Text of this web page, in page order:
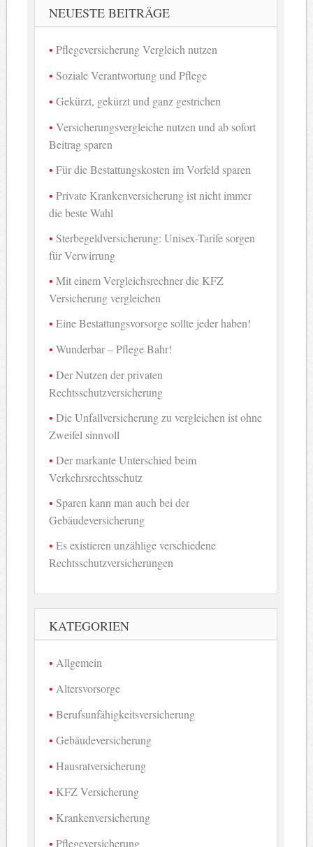
NEUESTE BEITRÄGE
Pflegeversicherung Vergleich nutzen
Soziale Verantwortung und Pflege
Gekürzt, gekürzt und ganz gestrichen
Versicherungsvergleiche nutzen und ab sofort
Beitrag sparen
Für die Bestattungskosten im Vorfeld sparen
Private Krankenversicherung ist nicht immer
die beste Wahl
Sterbegeldversicherung: Unisex-Tarife sorgen
für Verwirrung
Mit einem Vergleichsrechner die KFZ
Versicherung vergleichen
Eine Bestattungsvorsorge sollte jeder haben!
Wunderbar – Pflege Bahr!
Der Nutzen der privaten
Rechtsschutzversicherung
Die Unfallversicherung zu vergleichen ist ohne
Zweifel sinnvoll
Der markante Unterschied beim
Verkehrsrechtsschutz
Sparen kann man auch bei der
Gebäudeversicherung
Es existieren unzählige verschiedene
Rechtsschutzversicherungen
KATEGORIEN
Allgemein
Altersvorsorge
Berufsunfähigkeitsversicherung
Gebäudeversicherung
Hausratversicherung
KFZ Versicherung
Krankenversicherung
Pflegeversicherung